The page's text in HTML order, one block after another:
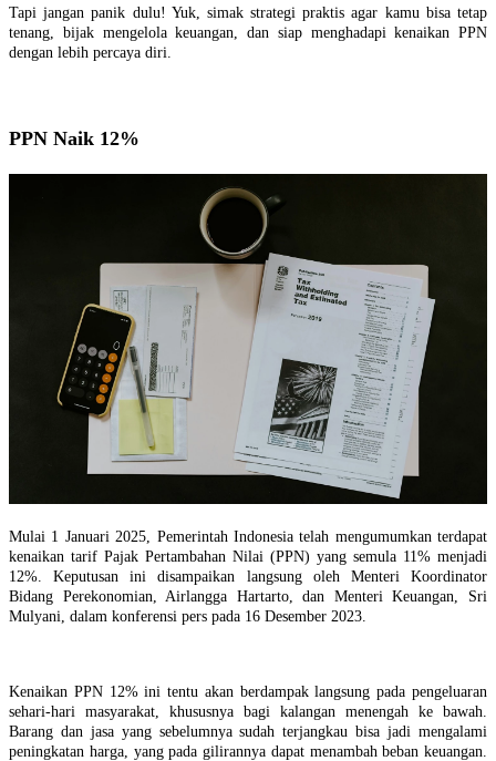
Tapi jangan panik dulu! Yuk, simak strategi praktis agar kamu bisa tetap
tenang, bijak mengelola keuangan, dan siap menghadapi kenaikan PPN
dengan lebih percaya diri.
PPN Naik 12%
Mulai 1 Januari 2025, Pemerintah Indonesia telah mengumumkan terdapat
kenaikan tarif Pajak Pertambahan Nilai (PPN) yang semula 11% menjadi
12%. Keputusan ini disampaikan langsung oleh Menteri Koordinator
Bidang Perekonomian, Airlangga Hartarto, dan Menteri Keuangan, Sri
Mulyani, dalam konferensi pers pada 16 Desember 2023.
Kenaikan PPN 12% ini tentu akan berdampak langsung pada pengeluaran
sehari-hari masyarakat, khususnya bagi kalangan menengah ke bawah.
Barang dan jasa yang sebelumnya sudah terjangkau bisa jadi mengalami
peningkatan harga, yang pada gilirannya dapat menambah beban keuangan.